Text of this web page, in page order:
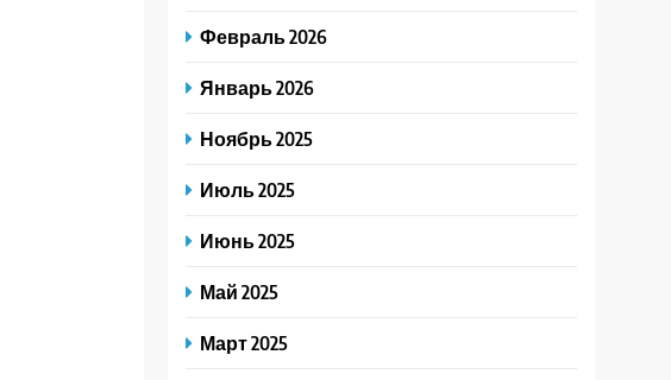
Февраль 2026
Январь 2026
Ноябрь 2025
Июль 2025
Июнь 2025
Май 2025
Март 2025